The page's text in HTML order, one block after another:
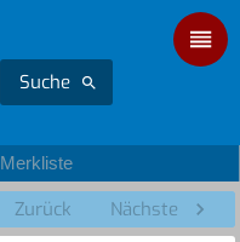
Suche
Merkliste
Zurück Nächste